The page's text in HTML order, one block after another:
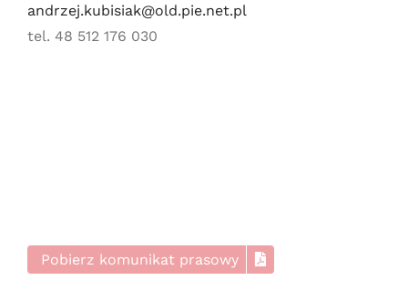
andrzej.kubisiak@old.pie.net.pl
tel. 48 512 176 030
Pobierz komunikat prasowy